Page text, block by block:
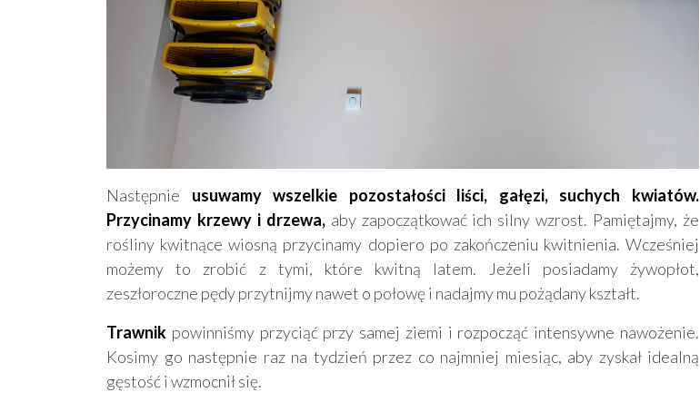
Następnie usuwamy wszelkie pozostałości liści, gałęzi, suchych kwiatów.
Przycinamy krzewy i drzewa,aby zapoczątkować ich silny wzrost. Pamiętajmy, że
rośliny kwitnące wiosną przycinamy dopiero po zakończeniu kwitnienia. Wcześniej
możemy to zrobić z tymi, które kwitną latem. Jeżeli posiadamy żywopłot,
zeszłoroczne pędy przytnijmy nawet o połowę i nadajmy mu pożądany kształt.
Trawnik powinniśmy przyciąć przy samej ziemi i rozpocząć intensywne nawożenie.
Kosimy go następnie raz na tydzień przez co najmniej miesiąc, aby zyskał idealną
gęstość i wzmocnił się.